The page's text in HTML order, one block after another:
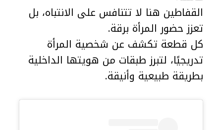
القفاطين هنا لا تتنافس على الانتباه، بل
تعزز حضور المرأة برقة.
كل قطعة تكشف عن شخصية المرأة
تدريجيًا، لتبرز طبقات من هويتها الداخلية
بطريقة طبيعية وأنيقة.